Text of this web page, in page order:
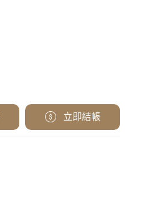
立即結帳